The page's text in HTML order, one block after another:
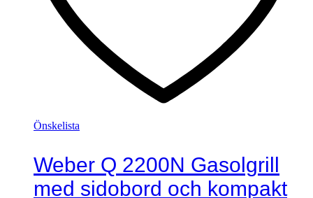
Önskelista
Weber Q 2200N Gasolgrill
med sidobord och kompakt